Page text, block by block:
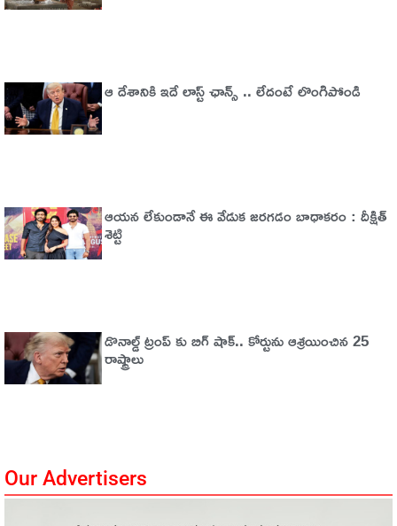
ఆ దేశానికి ఇదే లాస్ట్ ఛాన్స్ .. లేదంటే లొంగిపోండి
ఆయన లేకుండానే ఈ వేడుక జరగడం బాధాకరం : దీక్షిత్‌
శెట్టి
డొనాల్డ్ ట్రంప్ కు బిగ్ షాక్.. కోర్టును ఆశ్రయించిన 25
రాష్ట్రాలు
Our Advertisers